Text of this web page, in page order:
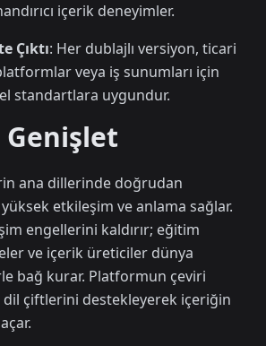
içerik deneyimler.
Çıktı: Her dublajlı versiyon, ticari
veya iş sunumları için
standartlara uygundur.
ana dillerinde doğrudan
etkileşim ve anlama sağlar.
engellerini kaldırır; eğitim
ve içerik üreticiler dünya
bağ kurar. Platformun çeviri
dil çiftlerini destekleyerek içeriğin